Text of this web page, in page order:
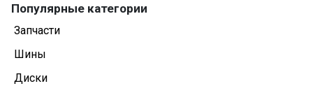
Популярные категории
Запчасти
Шины
Диски